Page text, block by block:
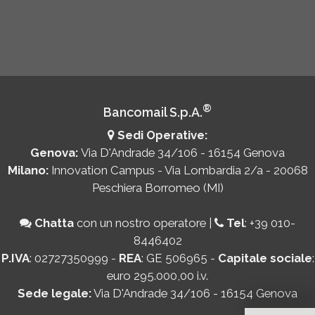
Bancomail S.p.A.®
Sedi Operative:
Genova: Via D'Andrade 34/106 - 16154 Genova
Milano: Innovation Campus - Via Lombardia 2/a - 20068
Peschiera Borromeo (MI)
Chatta con un nostro operatore | Tel: +39 010-
8446402
P.IVA: 02727350999 - REA: GE 506965 - Capitale sociale:
euro 295.000,00 i.v.
Sede legale:Via D'Andrade 34/106 - 16154 Genova